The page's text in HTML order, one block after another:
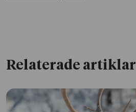
Relaterade artiklar